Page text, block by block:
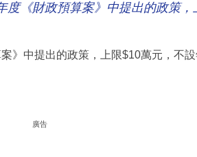
》中提出的政策，上限$10萬元，不
廣告